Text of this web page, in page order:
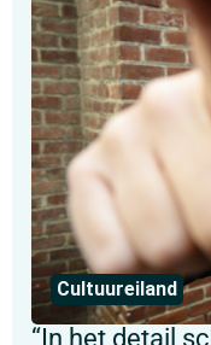
Cultuureiland
“In het detail